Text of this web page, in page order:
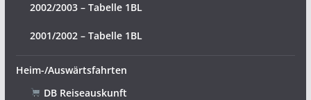
2002/2003 – Tabelle 1BL
2001/2002 – Tabelle 1BL
Heim-/Auswärtsfahrten
DB Reiseauskunft